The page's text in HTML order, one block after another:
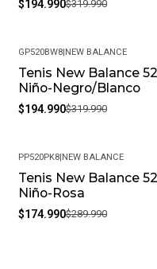
$194.990$319.990
-39%
GP520BW8| NEW BALANCE
Tenis New Balance
Niño-Negro/Blanco
$194.990$319.990
-40%
PP520PK8| NEW BALANCE
Tenis New Balance
Niño-Rosa
$174.990$289.990